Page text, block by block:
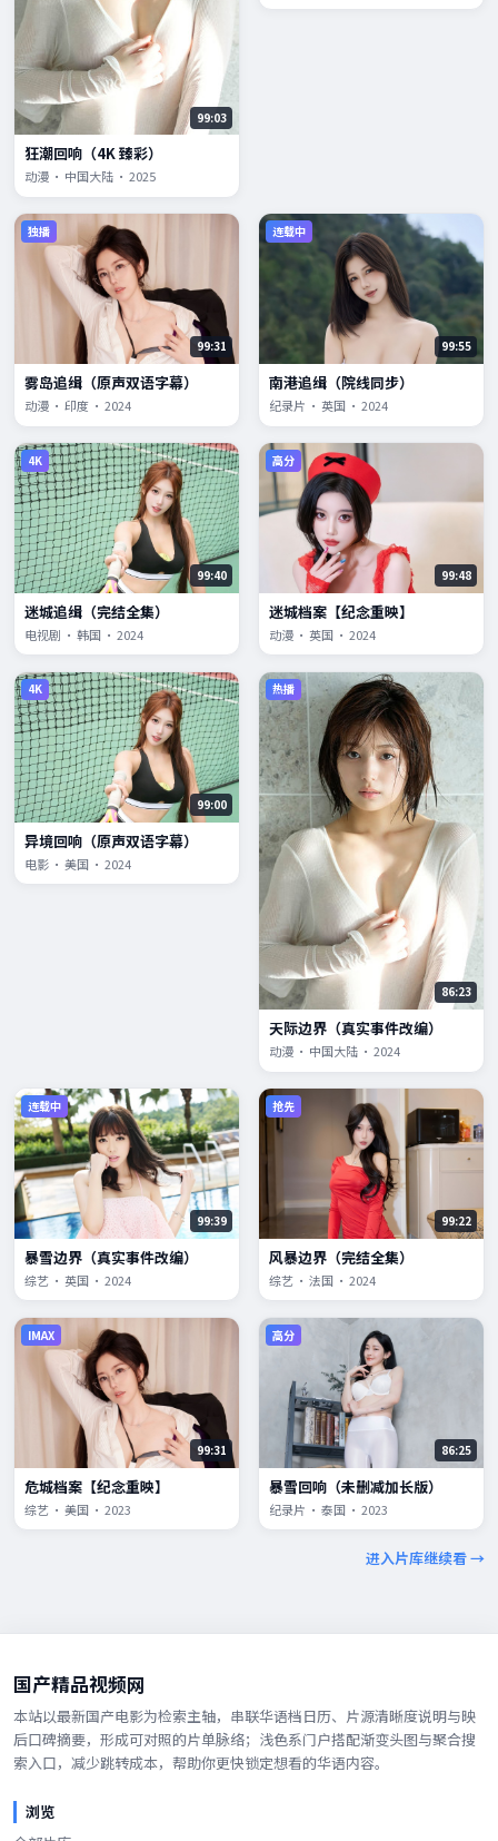
99:03
狂潮回响（4K 臻彩）
动漫 · 中国大陆 · 2025
独播
99:31
雾岛追缉（原声双语字幕）
动漫 · 印度 · 2024
连载中
99:55
南港追缉（院线同步）
纪录片 · 英国 · 2024
4K
99:40
迷城追缉（完结全集）
电视剧 · 韩国 · 2024
高分
99:48
迷城档案【纪念重映】
动漫 · 英国 · 2024
4K
99:00
异境回响（原声双语字幕）
电影 · 美国 · 2024
热播
86:23
天际边界（真实事件改编）
动漫 · 中国大陆 · 2024
连载中
99:39
暴雪边界（真实事件改编）
综艺 · 英国 · 2024
抢先
99:22
风暴边界（完结全集）
综艺 · 法国 · 2024
IMAX
99:31
危城档案【纪念重映】
综艺 · 美国 · 2023
高分
86:25
暴雪回响（未删减加长版）
纪录片 · 泰国 · 2023
进入片库继续看 →
国产精品视频网
本站以最新国产电影为检索主轴，串联华语档日历、片源清晰度说明与映
后口碑摘要，形成可对照的片单脉络；浅色系门户搭配渐变头图与聚合搜
索入口，减少跳转成本，帮助你更快锁定想看的华语内容。
浏览